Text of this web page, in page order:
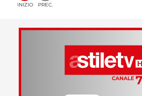
INIZIO PREC.